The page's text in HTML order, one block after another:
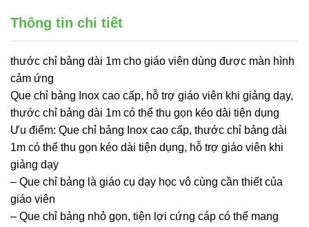
Thông tin chi tiết
thước chỉ bảng dài 1m cho giáo viên dùng được màn hình
cảm ứng
Que chỉ bảng Inox cao cấp, hỗ trợ giáo viên khi giảng dạy,
thước chỉ bảng dài 1m có thể thu gọn kéo dài tiện dụng
Ưu điểm: Que chỉ bảng Inox cao cấp, thước chỉ bảng dài
1m có thể thu gọn kéo dài tiện dụng, hỗ trợ giáo viên khi
giảng dạy
– Que chỉ bảng là giáo cụ dạy học vô cùng cần thiết của
giáo viên
– Que chỉ bảng nhỏ gọn, tiện lợi cứng cáp có thể mang